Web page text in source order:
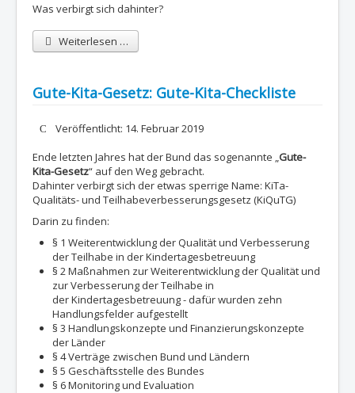
Was verbirgt sich dahinter?
Weiterlesen …
Gute-Kita-Gesetz: Gute-Kita-Checkliste
DetailsVeröffentlicht: 14. Februar 2019
Ende letzten Jahres hat der Bund das sogenannte „Gute-
Kita-Gesetz“ auf den Weg gebracht.
Dahinter verbirgt sich der etwas sperrige Name: KiTa-
Qualitäts- und Teilhabeverbesserungsgesetz (KiQuTG)
Darin zu finden:
§ 1 Weiterentwicklung der Qualität und Verbesserung
der Teilhabe in der Kindertagesbetreuung
§ 2 Maßnahmen zur Weiterentwicklung der Qualität und
zur Verbesserung der Teilhabe in
der Kindertagesbetreuung - dafür wurden zehn
Handlungsfelder aufgestellt
§ 3 Handlungskonzepte und Finanzierungskonzepte
der Länder
§ 4 Verträge zwischen Bund und Ländern
§ 5 Geschäftsstelle des Bundes
§ 6 Monitoring und Evaluation